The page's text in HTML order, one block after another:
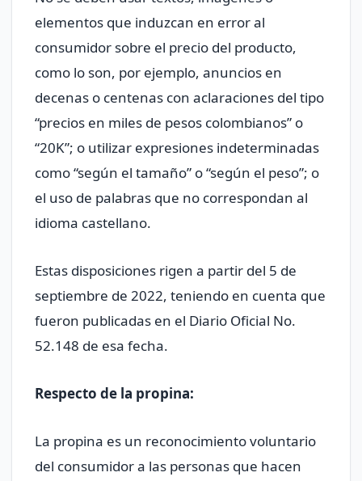
elementos que induzcan en error al
consumidor sobre el precio del producto,
como lo son, por ejemplo, anuncios en
decenas o centenas con aclaraciones del tipo
“precios en miles de pesos colombianos” o
“20K”; o utilizar expresiones indeterminadas
como “según el tamaño” o “según el peso”; o
el uso de palabras que no correspondan al
idioma castellano.
Estas disposiciones rigen a partir del 5 de
septiembre de 2022, teniendo en cuenta que
fueron publicadas en el Diario Oficial No.
52.148 de esa fecha.
Respecto de la propina:
La propina es un reconocimiento voluntario
del consumidor a las personas que hacen